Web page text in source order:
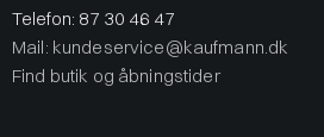
Telefon: 87 30 46 47
Mail: kundeservice@kaufmann.dk
Find butik og åbningstider